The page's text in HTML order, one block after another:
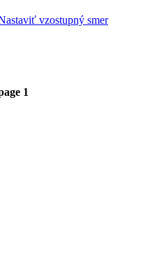
vzostupný smer
1